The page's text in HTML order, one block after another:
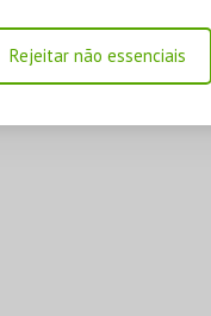
Rejeitar não essenciais